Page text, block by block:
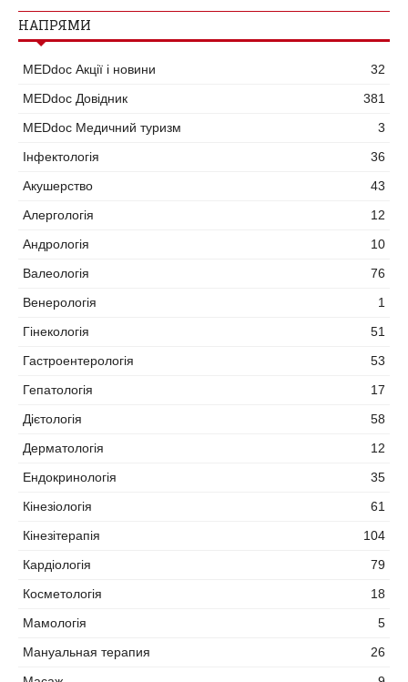
НАПРЯМИ
MEDdoc Акції і новини
32
MEDdoc Довідник
381
MEDdoc Медичний туризм
3
Інфектологія
36
Акушерство
43
Алергологія
12
Андрологія
10
Валеологія
76
Венерологія
1
Гінекологія
51
Гастроентерологія
53
Гепатологія
17
Дієтологія
58
Дерматологія
12
Ендокринологія
35
Кінезіологія
61
Кінезітерапія
104
Кардіологія
79
Косметологія
18
Мамологія
5
Мануальная терапия
26